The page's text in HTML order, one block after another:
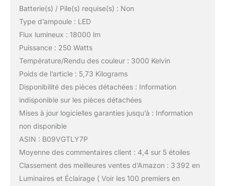
Batterie(s) / Pile(s) requise(s) : Non
Type d’ampoule : LED
Flux lumineux : 18000 lm
Puissance : 250 Watts
Température/Rendu des couleur : 3000 Kelvin
Poids de l’article : 5,73 Kilograms
Disponibilité des pièces détachées : Information
indisponible sur les pièces détachées
Mises à jour logicielles garanties jusqu’à : Information
non disponible
ASIN : B09VGTLY7P
Moyenne des commentaires client : 4,4 sur 5 étoiles
Classement des meilleures ventes d’Amazon : 3 392 en
Luminaires et Éclairage ( Voir les 100 premiers en